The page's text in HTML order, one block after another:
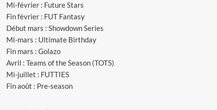
Mi-février : Future Stars
Fin février : FUT Fantasy
Début mars : Showdown Series
Mi-mars : Ultimate Birthday
Fin mars : Golazo
Avril : Teams of the Season (TOTS)
Mi-juillet : FUTTIES
Fin août : Pre-season